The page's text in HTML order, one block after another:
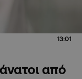
13:01
από